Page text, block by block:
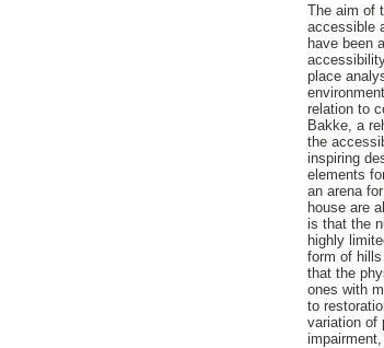
The aim of
accessible
have been
place
relation to
Bakke, a
the
inspiring
elements
an arena
house are
is that the
highly
form of
that the
ones with
to
variation of